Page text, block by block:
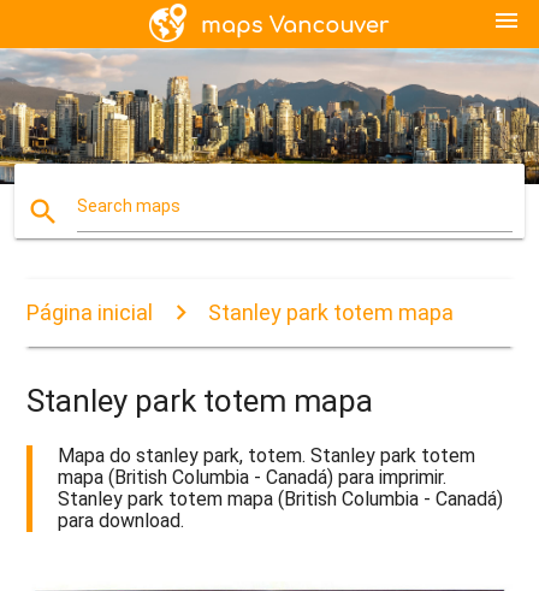
menu
search Search maps
Página inicial Stanley park totem mapa
Stanley park totem mapa
Mapa do stanley park, totem. Stanley park totem
mapa (British Columbia - Canadá) para imprimir.
Stanley park totem mapa (British Columbia - Canadá)
para download.